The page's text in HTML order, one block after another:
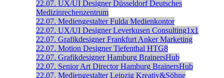
22.07. UX/UI Designer Düsseldorf Deutsches
Medizinrechenzentrum
22.07. Mediengestalter Fulda Medienkontor
22.07. UX/UI Designer Leverkusen Consulting1x1
22.07. Grafikdesigner Frankfurt Anker Marketing
22.07. Motion Designer Tiefenthal HTG8
22.07. Grafikdesigner Hamburg BrainersHub
22.07. Senior Art Director Hamburg BrainersHub
22.07. Mediengestalter Leipzig Kreativ&Söhne